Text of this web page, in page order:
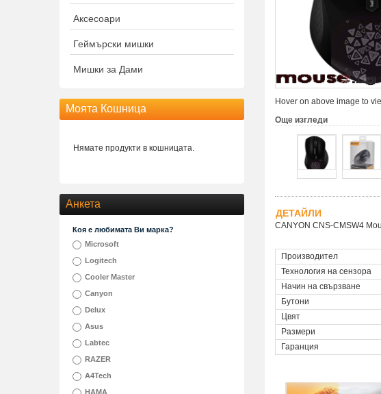
Hover on above image to
Още изгледи
ДЕТАЙЛИ
CANYON CNS-CMSW4
Производител
Технология на сензора
Начин на свързване
Бутони
Цвят
Размери
Гаранция
Аксесоари
Геймърски мишки
Мишки за Дами
Моята Кошница
Нямате продукти в кошницата.
Анкета
Коя е любимата Ви марка?
Microsoft
Logitech
Cooler Master
Canyon
Delux
Asus
Labtec
RAZER
A4Tech
HAMA